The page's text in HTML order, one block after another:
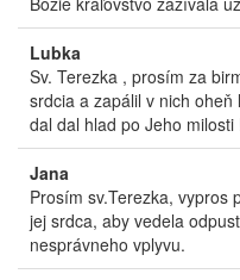
Lubka
Sv. Terezka , prosím za
srdcia a zapálil v nich
dal dal hlad po Jeho milosti
Jana
Prosím sv.Terezka, vypros
jej srdca, aby vedela
nesprávneho vplyvu.